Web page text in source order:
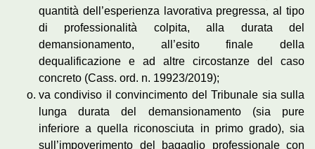
quantità dell’esperienza lavorativa pregressa, al tipo
di professionalità colpita, alla durata del
demansionamento, all’esito finale della
dequalificazione e ad altre circostanze del caso
concreto (Cass. ord. n. 19923/2019);
va condiviso il convincimento del Tribunale sia sulla
lunga durata del demansionamento (sia pure
inferiore a quella riconosciuta in primo grado), sia
sull’impoverimento del bagaglio professionale con